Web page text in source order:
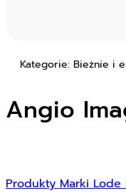
Kategorie: Bieżnie i
Angio
Produkty Marki Lode